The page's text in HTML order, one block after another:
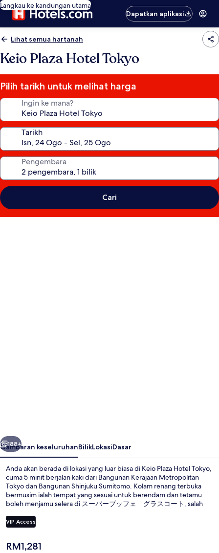
Langkau ke kandungan utama
Dapatkan aplikasi
Lihat semua hartanah
Keio Plaza Hotel Tokyo
Pilih tarikh untuk melihat harga
Ingin ke mana?
Tarikh
Pengembara
Cari
Seterusnya
188+
Gambaran keseluruhanBilikLokasiDasar
Anda akan berada di lokasi yang luar biasa di Keio Plaza Hotel Tokyo,
cuma 5 minit berjalan kaki dari Bangunan Kerajaan Metropolitan
Tokyo dan Bangunan Shinjuku Sumitomo. Kolam renang terbuka
bermusim ialah tempat yang sesuai untuk berendam dan tetamu
boleh menjamu selera di スーパーブッフェ グラスコート, salah
untuk sarapan, makan tengah hari dan makan malam. Sorotan lain di
hotel mewah ini termasuk 2 bar/ruang istirahat, pusat kecergasan,
menggemari lokasi ini kerana terletak pada jarak berjalan kaki yang
VIP Access
Harga
RM1,281